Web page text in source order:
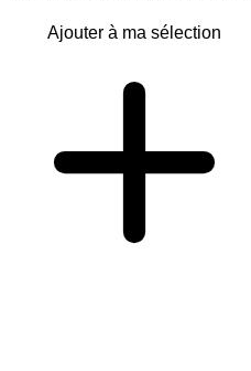
Ajouter à ma sélection